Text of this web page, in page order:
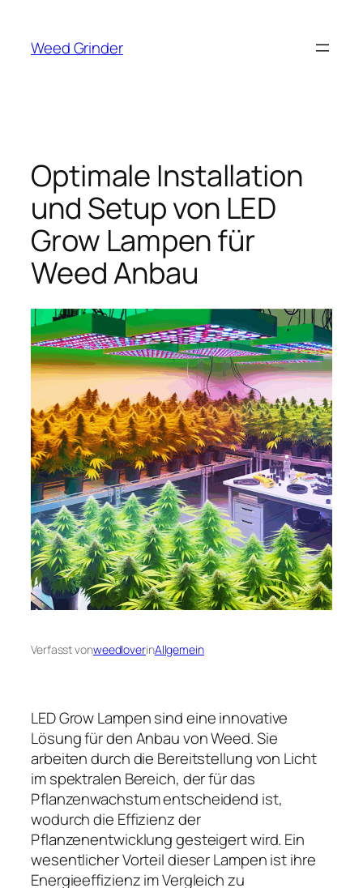
springen
Weed Grinder
Optimale Installation
und Setup von LED
Grow Lampen für
Weed Anbau
Verfasst vonweedloverinAllgemein
LED Grow Lampen sind eine innovative
Lösung für den Anbau von Weed. Sie
arbeiten durch die Bereitstellung von Licht
im spektralen Bereich, der für das
Pflanzenwachstum entscheidend ist,
wodurch die Effizienz der
Pflanzenentwicklung gesteigert wird. Ein
wesentlicher Vorteil dieser Lampen ist ihre
Energieeffizienz im Vergleich zu